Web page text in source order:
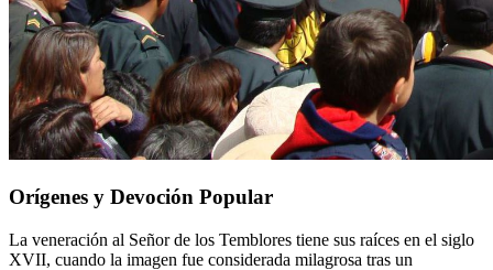
Orígenes y Devoción Popular
La veneración al Señor de los Temblores tiene sus raíces en el siglo
XVII, cuando la imagen fue considerada milagrosa tras un